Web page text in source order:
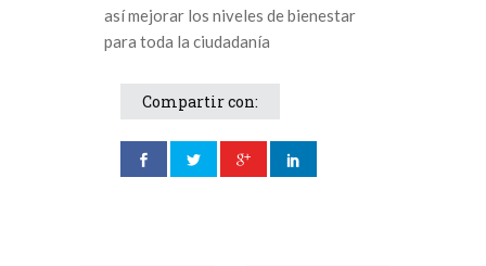
así mejorar los niveles de bienestar
para toda la ciudadanía
Compartir con: